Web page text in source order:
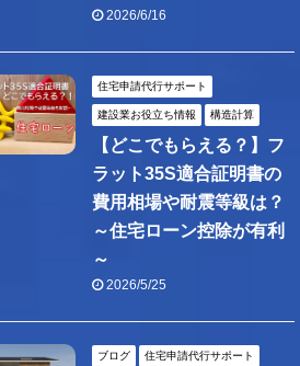
2026/6/16
住宅申請代行サポート
建設業お役立ち情報 構造計算
【どこでもらえる？】フ
ラット35S適合証明書の
費用相場や耐震等級は？
～住宅ローン控除が有利
～
2026/5/25
ブログ 住宅申請代行サポート